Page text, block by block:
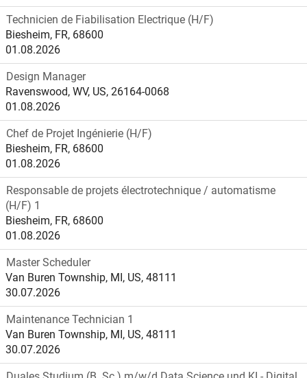
Technicien de Fiabilisation Electrique (H/F)
Biesheim, FR, 68600
01.08.2026
Design Manager
Ravenswood, WV, US, 26164-0068
01.08.2026
Chef de Projet Ingénierie (H/F)
Biesheim, FR, 68600
01.08.2026
Responsable de projets électrotechnique / automatisme
(H/F) 1
Biesheim, FR, 68600
01.08.2026
Master Scheduler
Van Buren Township, MI, US, 48111
30.07.2026
Maintenance Technician 1
Van Buren Township, MI, US, 48111
30.07.2026